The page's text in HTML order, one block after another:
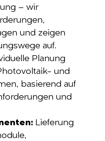
– wir
und zeigen
auf.
Planung
und
basierend auf
und
Lieferung